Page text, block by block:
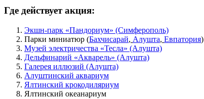
Где действует акция:
Экшн-парк «Пандориум» (Симферополь)
Парки миниатюр (Бахчисарай, Алушта, Евпатория)
Музей электричества «Тесла» (Алушта)
Дельфинарий «Акварель» (Алушта)
Галерея иллюзий (Алушта)
Алуштинский аквариум
Ялтинский крокодиляриум
Ялтинский океанариум